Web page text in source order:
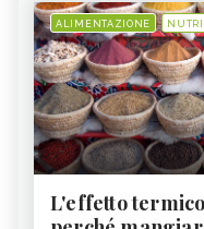
ALIMENTAZIONE
L'effetto